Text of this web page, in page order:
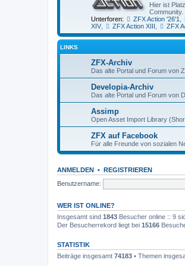
Hier ist
Community.
Unterforen:
ZFX Action '26'1
XIV
ZFX Action XIII ZFX
LINKS
ZFX-Archiv
Das alte Portal und Forum von
Developia-Archiv
Das alte Portal und Forum von
Assimp
Open Asset Import Library
ZFX auf Facebook
Für alle Freunde von sozialen
ANMELDEN • REGISTRIEREN
Benutzername:
WER IST ONLINE?
Insgesamt sind 1843 Besucher online :: 9
Der Besucherrekord liegt bei 15166
STATISTIK
Beiträge insgesamt 74183 • Themen